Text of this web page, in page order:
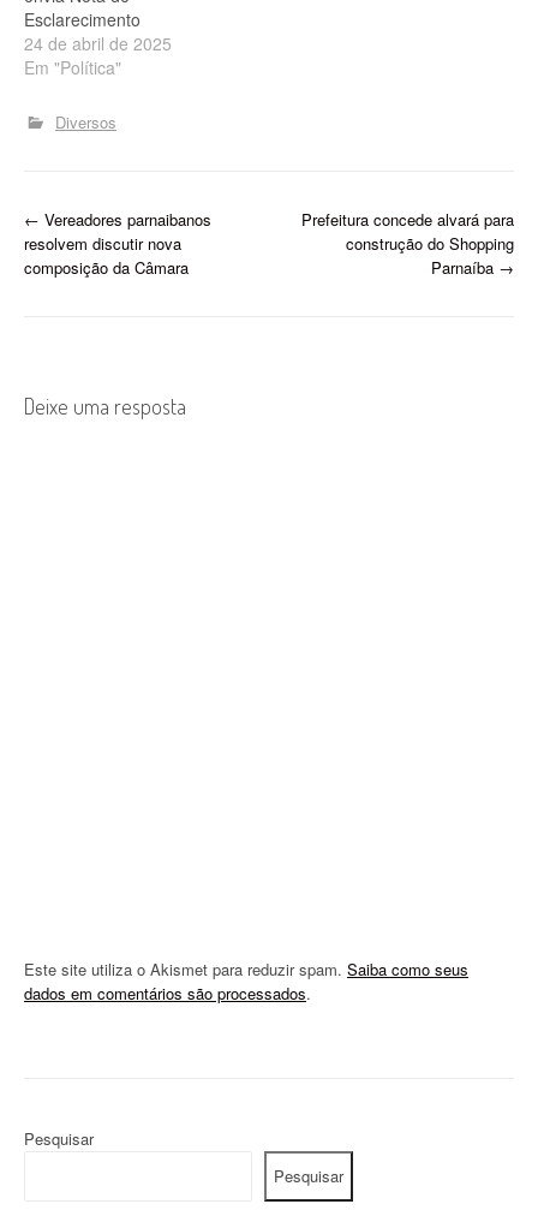
Esclarecimento
24 de abril de 2025
Em "Política"
Diversos
P
o
n
← Vereadores parnaibanos
resolvem discutir nova
composição da Câmara
Prefeitura concede alvará para
construção do Shopping
Parnaíba →
Deixe uma resposta
Este site utiliza o Akismet para reduzir spam. Saiba como seus
dados em comentários são processados.
Pesquisar
Pesquisar